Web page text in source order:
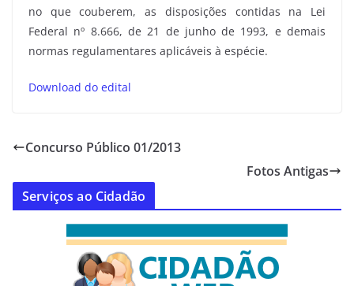
no que couberem, as disposições contidas na Lei
Federal nº 8.666, de 21 de junho de 1993, e demais
normas regulamentares aplicáveis à espécie.
Download do edital
Concurso Público 01/2013
Fotos Antigas
Serviços ao Cidadão